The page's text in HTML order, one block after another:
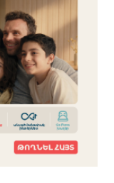
одного месяца назад
до
одного месяца назад
общество?